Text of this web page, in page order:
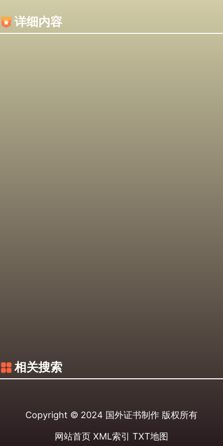
详细内容
相关搜索
Copyright © 2024 国外证书制作 版权所有
网站首页 XML索引 TXT地图